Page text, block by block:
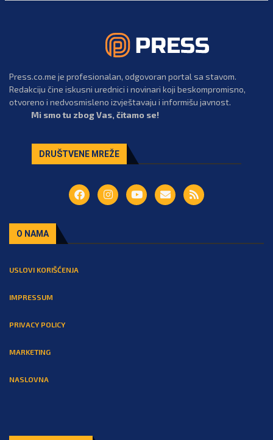
Press.co.me je profesionalan, odgovoran portal sa stavom.
Redakciju čine iskusni urednici i novinari koji beskompromisno,
otvoreno i nedvosmisleno izvještavaju i informišu javnost.
Mi smo tu zbog Vas, čitamo se!
DRUŠTVENE MREŽE
O NAMA
USLOVI KORIŠĆENJA
IMPRESSUM
PRIVACY POLICY
MARKETING
NASLOVNA